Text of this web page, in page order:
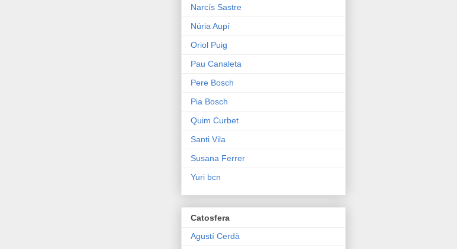
Narcís Sastre
Núria Aupí
Oriol Puig
Pau Canaleta
Pere Bosch
Pia Bosch
Quim Curbet
Santi Vila
Susana Ferrer
Yuri bcn
Catosfera
Agustí Cerdà